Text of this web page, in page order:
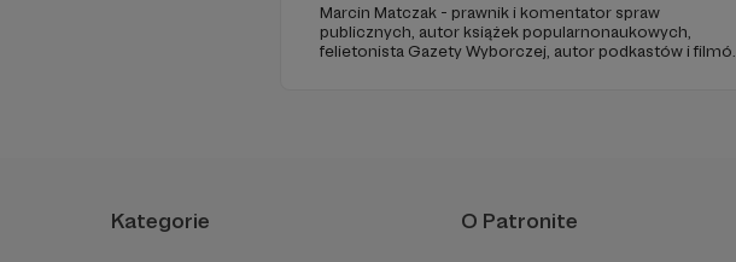
Marcin Matczak - prawnik i komentator spraw
publicznych, autor książek popularnonaukowych,
felietonista Gazety Wyborczej, autor podkastów i filmów
Kategorie O Patronite